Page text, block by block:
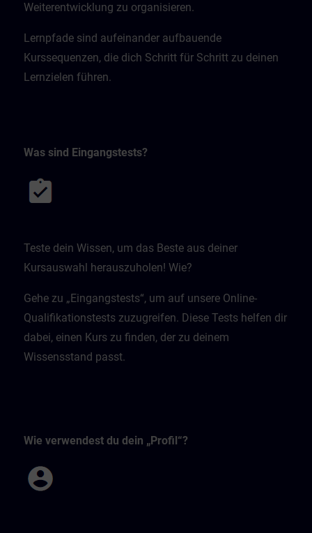
Weiterentwicklung zu organisieren.
Lernpfade sind aufeinander aufbauende
Kurssequenzen, die dich Schritt für Schritt zu deinen
Lernzielen führen.
Was sind Eingangstests?
Teste dein Wissen, um das Beste aus deiner
Kursauswahl herauszuholen! Wie?
Gehe zu „Eingangstests“, um auf unsere Online-
Qualifikationstests zuzugreifen. Diese Tests helfen dir
dabei, einen Kurs zu finden, der zu deinem
Wissensstand passt.
Wie verwendest du dein „Profil“?